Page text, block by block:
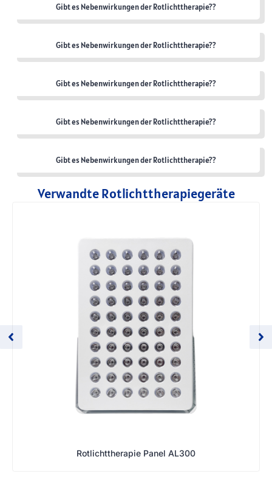
Gibt es Nebenwirkungen der Rotlichttherapie??
Gibt es Nebenwirkungen der Rotlichttherapie??
Gibt es Nebenwirkungen der Rotlichttherapie??
Gibt es Nebenwirkungen der Rotlichttherapie??
Gibt es Nebenwirkungen der Rotlichttherapie??
Verwandte Rotlichttherapiegeräte
Rotlichttherapie Panel AL300